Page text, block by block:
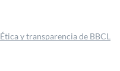
Ética y transparencia de BBCL